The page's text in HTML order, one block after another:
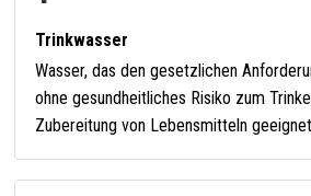
Trinkwasser
Wasser, das den gesetzlichen
ohne gesundheitliches Risiko zum
Zubereitung von Lebensmitteln